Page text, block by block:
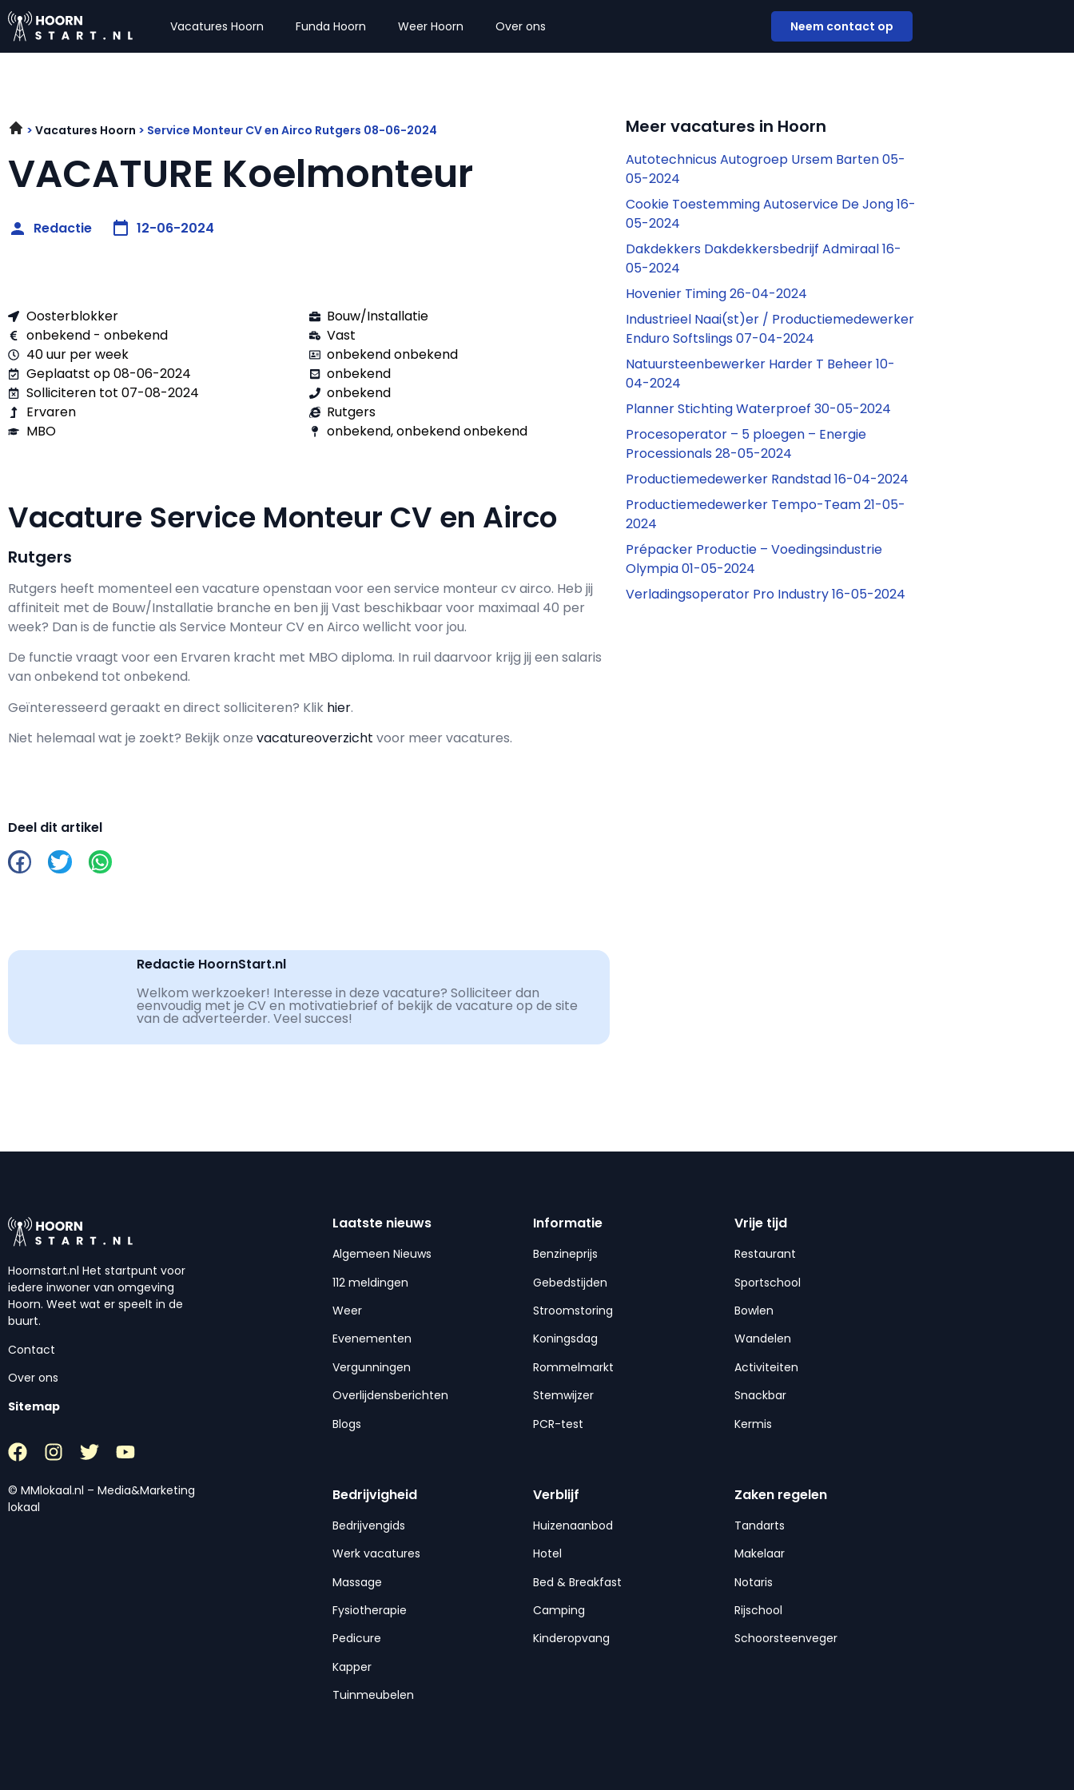
Vacatures Hoorn Funda Hoorn Weer Hoorn Over ons Neem contact op
Vacatures Hoorn Service Monteur CV en Airco Rutgers 08-06-2024
VACATURE Koelmonteur
Redactie 12-06-2024
Oosterblokker
onbekend - onbekend
40 uur per week
Geplaatst op 08-06-2024
Solliciteren tot 07-08-2024
Ervaren
MBO
Bouw/Installatie
Vast
onbekend onbekend
onbekend
onbekend
Rutgers
onbekend, onbekend onbekend
Vacature Service Monteur CV en Airco
Rutgers
Rutgers heeft momenteel een vacature openstaan voor een service monteur cv airco. Heb jij
affiniteit met de Bouw/Installatie branche en ben jij Vast beschikbaar voor maximaal 40 per
week? Dan is de functie als Service Monteur CV en Airco wellicht voor jou.
De functie vraagt voor een Ervaren kracht met MBO diploma. In ruil daarvoor krijg jij een salaris
van onbekend tot onbekend.
Geïnteresseerd geraakt en direct solliciteren? Klik hier.
Niet helemaal wat je zoekt? Bekijk onze vacatureoverzicht voor meer vacatures.
Deel dit artikel
Redactie HoornStart.nl
Welkom werkzoeker! Interesse in deze vacature? Solliciteer dan
eenvoudig met je CV en motivatiebrief of bekijk de vacature op de site
van de adverteerder. Veel succes!
Meer vacatures in Hoorn
Autotechnicus Autogroep Ursem Barten 05-
05-2024
Cookie Toestemming Autoservice De Jong 16-
05-2024
Dakdekkers Dakdekkersbedrijf Admiraal 16-
05-2024
Hovenier Timing 26-04-2024
Industrieel Naai(st)er / Productiemedewerker
Enduro Softslings 07-04-2024
Natuursteenbewerker Harder T Beheer 10-
04-2024
Planner Stichting Waterproef 30-05-2024
Procesoperator – 5 ploegen – Energie
Processionals 28-05-2024
Productiemedewerker Randstad 16-04-2024
Productiemedewerker Tempo-Team 21-05-
2024
Prépacker Productie – Voedingsindustrie
Olympia 01-05-2024
Verladingsoperator Pro Industry 16-05-2024
Hoornstart.nl Het startpunt voor
iedere inwoner van omgeving
Hoorn. Weet wat er speelt in de
buurt.
Contact
Over ons
Sitemap
© MMlokaal.nl – Media&Marketing
lokaal
Laatste nieuws
Algemeen Nieuws
112 meldingen
Weer
Evenementen
Vergunningen
Overlijdensberichten
Blogs
Informatie
Benzineprijs
Gebedstijden
Stroomstoring
Koningsdag
Rommelmarkt
Stemwijzer
PCR-test
Vrije tijd
Restaurant
Sportschool
Bowlen
Wandelen
Activiteiten
Snackbar
Kermis
Bedrijvigheid
Bedrijvengids
Werk vacatures
Massage
Fysiotherapie
Pedicure
Kapper
Tuinmeubelen
Verblijf
Huizenaanbod
Hotel
Bed & Breakfast
Camping
Kinderopvang
Zaken regelen
Tandarts
Makelaar
Notaris
Rijschool
Schoorsteenveger